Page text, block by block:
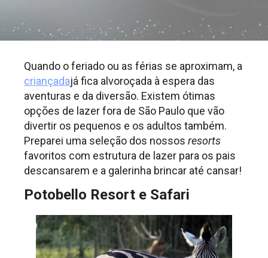
Quando o feriado ou as férias se aproximam, a
criançadajá fica alvoroçada à espera das
aventuras e da diversão. Existem ótimas
opções de lazer fora de São Paulo que vão
divertir os pequenos e os adultos também.
Preparei uma seleção dos nossos resorts
favoritos com estrutura de lazer para os pais
descansarem e a galerinha brincar até cansar!
Potobello Resort e Safari